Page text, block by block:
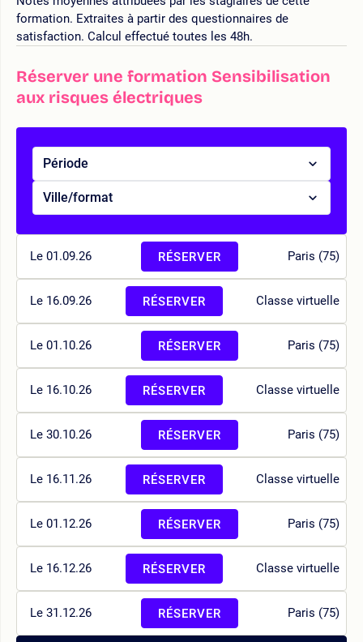
formation. Extraites à partir des questionnaires de
satisfaction. Calcul effectué toutes les 48h.
Réserver une formation Sensibilisation
aux risques électriques
Période
Ville/format
Le 01.09.26 Paris (75)
RÉSERVER
Le 16.09.26 Classe virtuelle
RÉSERVER
Le 01.10.26 Paris (75)
RÉSERVER
Le 16.10.26 Classe virtuelle
RÉSERVER
Le 30.10.26 Paris (75)
RÉSERVER
Le 16.11.26 Classe virtuelle
RÉSERVER
Le 01.12.26 Paris (75)
RÉSERVER
Le 16.12.26 Classe virtuelle
RÉSERVER
Le 31.12.26 Paris (75)
RÉSERVER